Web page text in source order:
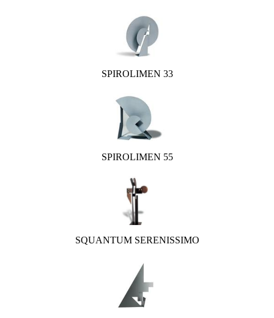
SPIROLIMEN 33
SPIROLIMEN 55
SQUANTUM SERENISSIMO